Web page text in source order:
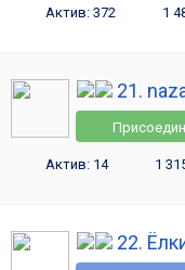
Актив: 372 1
21.
Актив: 14 1
22.